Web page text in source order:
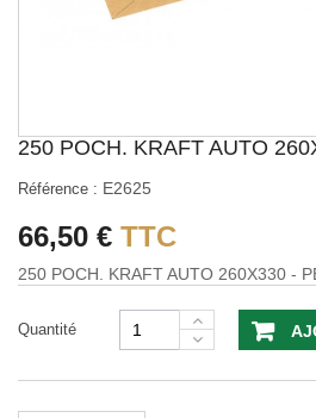
250 POCH. KRAFT AUTO
Référence : E2625
66,50 € TTC
250 POCH. KRAFT AUTO 260X330 -
Quantité